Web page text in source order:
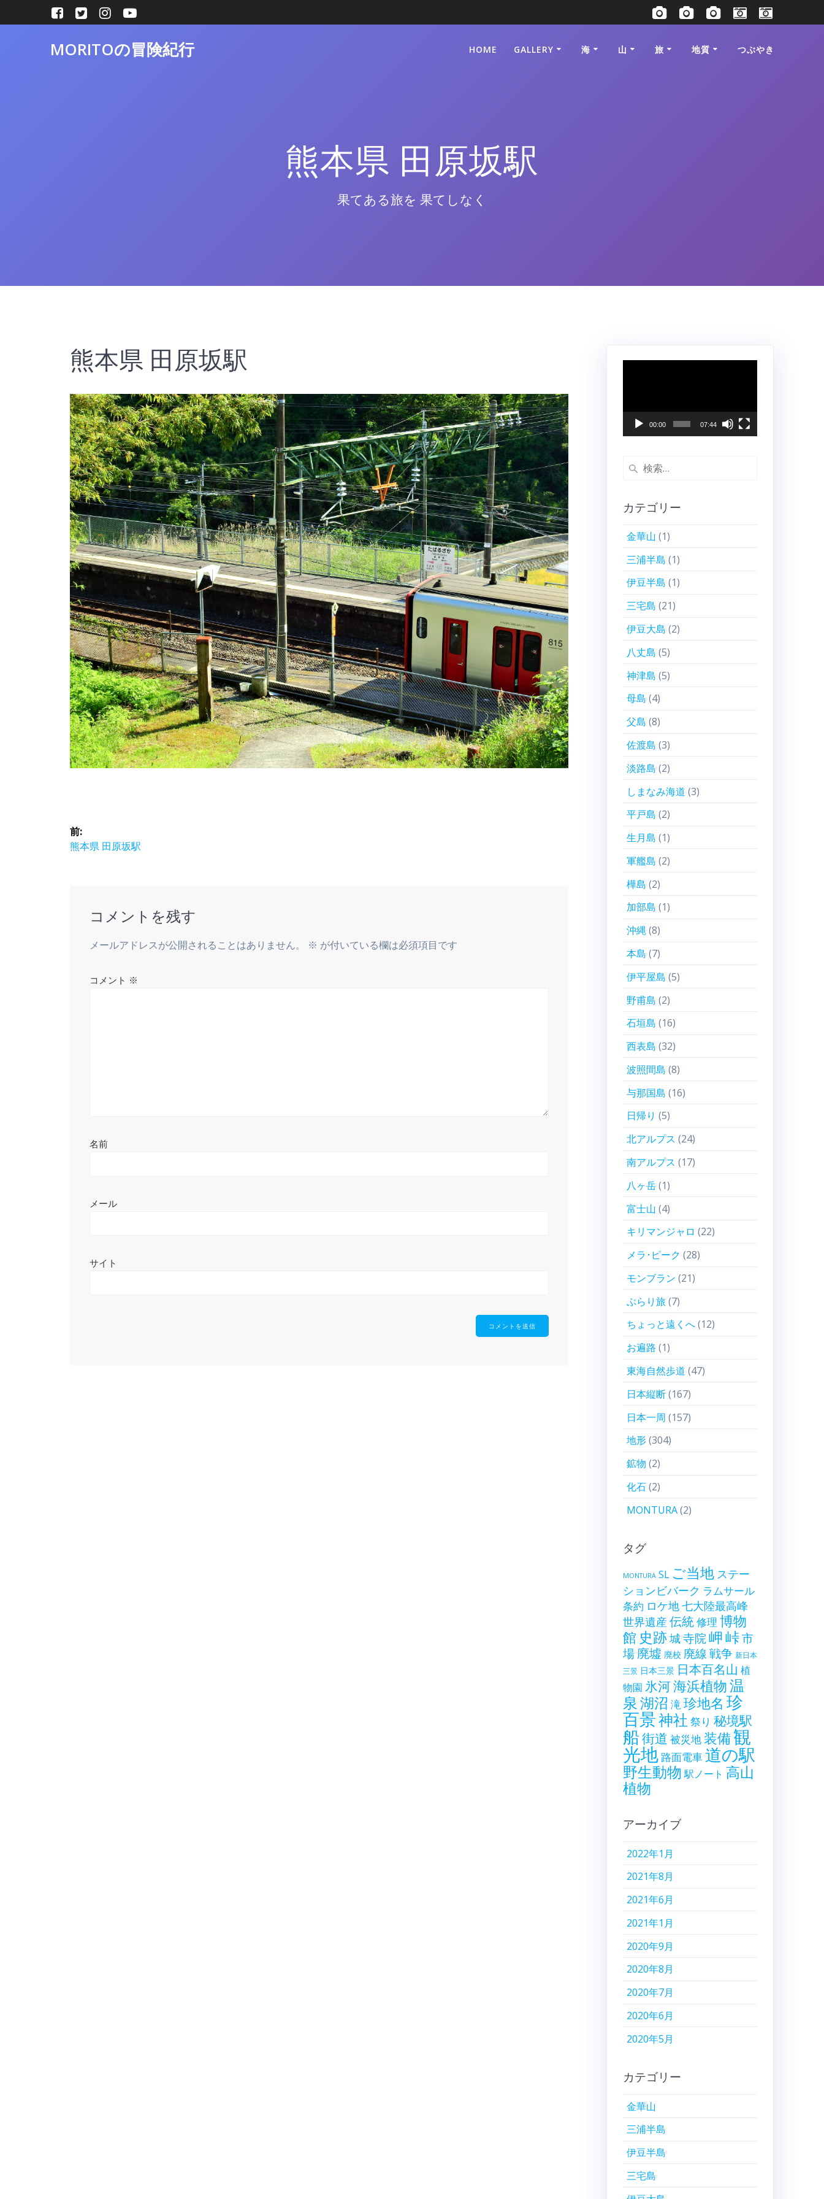
ン
MORITOの冒険紀行 HOME GALLERY 海 山 旅 地質 つぶやき
熊本県 田原坂駅
果てある旅を 果てしなく
熊本県 田原坂駅
投
稿
前:
前
熊本県 田原坂駅
コメントを残す
メールアドレスが公開されることはありません。 ※ が付いている欄は必須項目です
コメント ※
名前
メール
サイト
レ
ヤ
00:00 07:44
検
カテゴリー
金華山 (1)
三浦半島 (1)
伊豆半島 (1)
三宅島 (21)
伊豆大島 (2)
八丈島 (5)
神津島 (5)
母島 (4)
父島 (8)
佐渡島 (3)
淡路島 (2)
しまなみ海道 (3)
平戸島 (2)
生月島 (1)
軍艦島 (2)
樺島 (2)
加部島 (1)
沖縄(8)
本島 (7)
伊平屋島 (5)
野甫島 (2)
石垣島 (16)
西表島 (32)
波照間島 (8)
与那国島 (16)
日帰り (5)
北アルプス (24)
南アルプス (17)
八ヶ岳(1)
富士山 (4)
キリマンジャロ (22)
メラ･ピーク (28)
モンブラン (21)
ぶらり旅 (7)
ちょっと遠くへ(12)
お遍路 (1)
東海自然歩道 (47)
日本縦断(167)
日本一周 (157)
地形(304)
鉱物 (2)
化石(2)
MONTURA(2)
タグ
MONTURA SL ご当地 ステー
ションビバーク ラムサール
条約 ロケ地七大陸最高峰
世界遺産 伝統修理 博物
館 史跡城寺院岬峠市
場 廃墟 廃校 廃線戦争 新日本
三景 日本三景 日本百名山 植
物園 氷河海浜植物温
泉湖沼 滝珍地名 珍
百景神社 祭り 秘境駅
船街道 被災地装備観
光地 路面電車道の駅
野生動物 駅ノート 高山
植物
アーカイブ
2022年1月
2021年8月
2021年6月
2021年1月
2020年9月
2020年8月
2020年7月
2020年6月
2020年5月
カテゴリー
金華山
三浦半島
伊豆半島
三宅島